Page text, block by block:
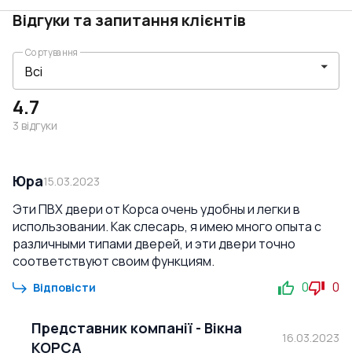
Відгуки та запитання клієнтів
4.7
3 відгуки
Сортування
Юра15.03.2023
Эти ПВХ двери от Корса очень удобны и легки в
использовании. Как слесарь, я имею много опыта с
различными типами дверей, и эти двери точно
соответствуют своим функциям.
Відповісти 0 0
Представник компанії - Вікна
КОРСА
16.03.2023